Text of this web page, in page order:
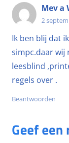
Mev a
2
Ik ben blij dat
simpc.daar wij
leesblind
regels over .
Beantwoorden
Geef een